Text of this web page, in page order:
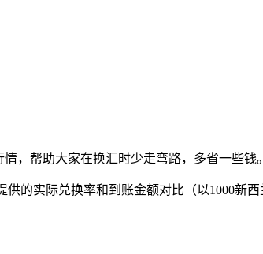
，帮助大家在换汇时少走弯路，多省一些钱。
的实际兑换率和到账金额对比（以1000新西